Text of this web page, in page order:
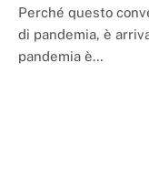
Perché questo
di pandemia, è
pandemia è…